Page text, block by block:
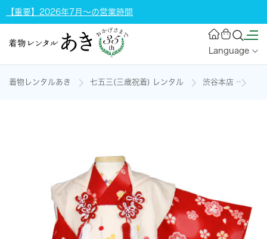
【重要】2026年7月～の営業時間
Language
着物レンタルあき 七五三(三歳祝着) レンタル 渋谷本店